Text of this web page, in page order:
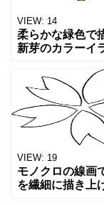
VIEW: 14
柔らかな緑色で
新芽のカラーイ
る色づかいが特
節の挿絵やブロ
投稿などにぴっ
ンプルながらも
VIEW: 19
モノクロの線画
を繊細に描き上